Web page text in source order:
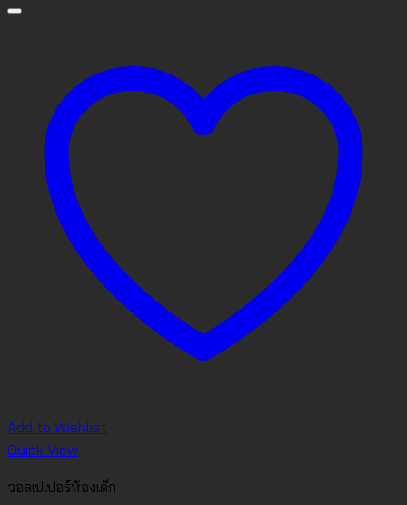
Add to Wishlist
Quick View
วอลเปเปอร์ห้องเด็ก